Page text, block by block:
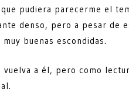
pudiera parecerme el
denso, pero a pesar de
buenas escondidas.
vuelva a él, pero como